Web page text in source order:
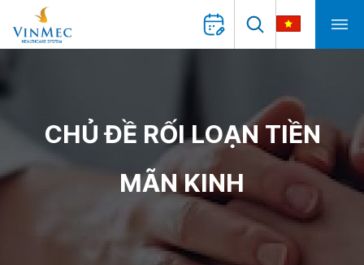
CHỦ ĐỀ RỐI LOẠN TIỀN
MÃN KINH